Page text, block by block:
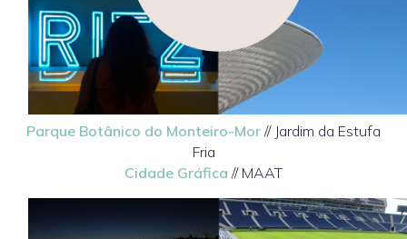
Parque Botânico do Monteiro-Mor // Jardim da Estufa
Fria
Cidade Gráfica // MAAT